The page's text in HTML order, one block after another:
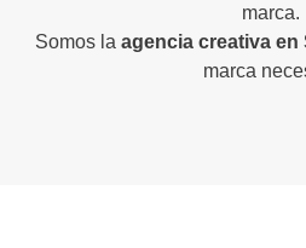
marca.
Somos la agencia creativa
marca